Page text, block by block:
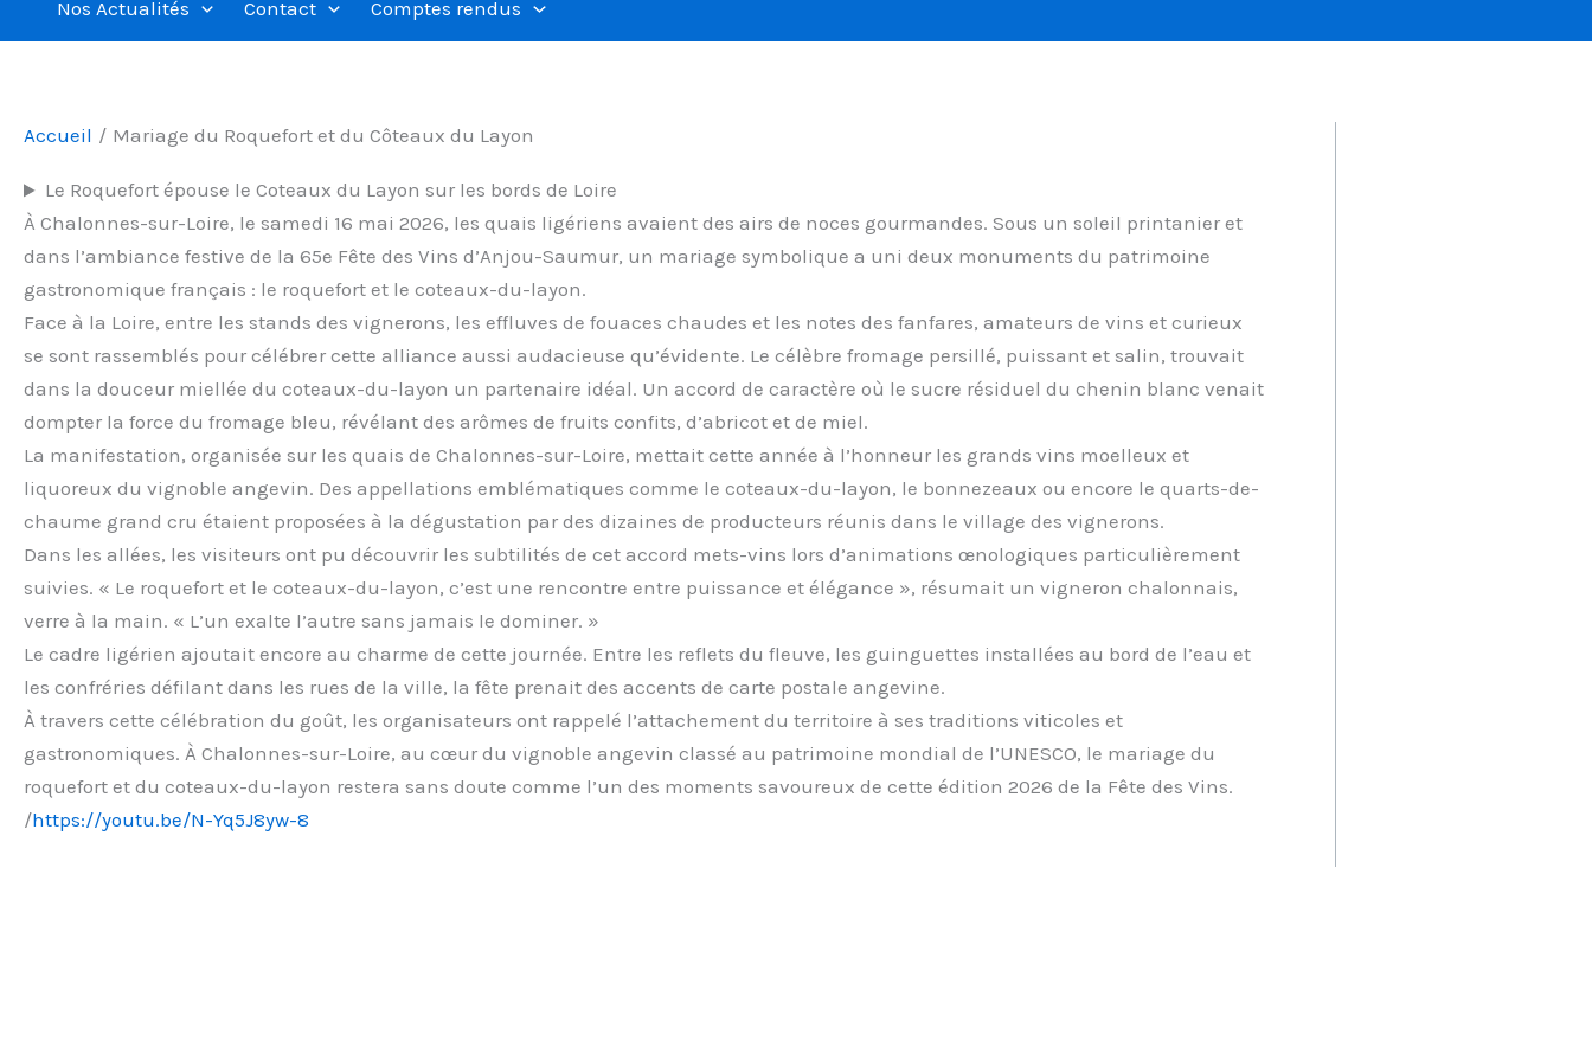
Nos Actualités Contact Comptes rendus
Accueil Mariage du Roquefort et du Côteaux du Layon
Le Roquefort épouse le Coteaux du Layon sur les bords de Loire
À Chalonnes-sur-Loire, le samedi 16 mai 2026, les quais ligériens avaient des airs de noces gourmandes. Sous un soleil printanier et
dans l’ambiance festive de la 65e Fête des Vins d’Anjou-Saumur, un mariage symbolique a uni deux monuments du patrimoine
gastronomique français : le roquefort et le coteaux-du-layon.
Face à la Loire, entre les stands des vignerons, les effluves de fouaces chaudes et les notes des fanfares, amateurs de vins et curieux
se sont rassemblés pour célébrer cette alliance aussi audacieuse qu’évidente. Le célèbre fromage persillé, puissant et salin, trouvait
dans la douceur miellée du coteaux-du-layon un partenaire idéal. Un accord de caractère où le sucre résiduel du chenin blanc venait
dompter la force du fromage bleu, révélant des arômes de fruits confits, d’abricot et de miel.
La manifestation, organisée sur les quais de Chalonnes-sur-Loire, mettait cette année à l’honneur les grands vins moelleux et
liquoreux du vignoble angevin. Des appellations emblématiques comme le coteaux-du-layon, le bonnezeaux ou encore le quarts-de-
chaume grand cru étaient proposées à la dégustation par des dizaines de producteurs réunis dans le village des vignerons.
Dans les allées, les visiteurs ont pu découvrir les subtilités de cet accord mets-vins lors d’animations œnologiques particulièrement
suivies. « Le roquefort et le coteaux-du-layon, c’est une rencontre entre puissance et élégance », résumait un vigneron chalonnais,
verre à la main. « L’un exalte l’autre sans jamais le dominer. »
Le cadre ligérien ajoutait encore au charme de cette journée. Entre les reflets du fleuve, les guinguettes installées au bord de l’eau et
les confréries défilant dans les rues de la ville, la fête prenait des accents de carte postale angevine.
À travers cette célébration du goût, les organisateurs ont rappelé l’attachement du territoire à ses traditions viticoles et
gastronomiques. À Chalonnes-sur-Loire, au cœur du vignoble angevin classé au patrimoine mondial de l’UNESCO, le mariage du
roquefort et du coteaux-du-layon restera sans doute comme l’un des moments savoureux de cette édition 2026 de la Fête des Vins.
/https://youtu.be/N-Yq5J8yw-8